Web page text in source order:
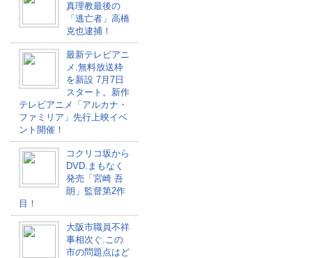
真理教最後の
「逃亡者」高橋
克也逮捕！
最新テレビアニ
メ.無料放送枠
を新設 7月7日
スタート。新作
テレビアニメ「アルカナ・
ファミリア」先行上映イベ
ント開催！
コクリコ坂から
DVD.まもなく
発売「宮崎 吾
朗」監督第2作
目！
大阪市職員不祥
事相次ぐ.この
市の問題点はど